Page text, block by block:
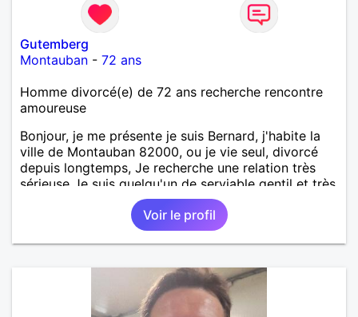
Gutemberg
Montauban - 72 ans
Homme divorcé(e) de 72 ans recherche rencontre
amoureuse
Bonjour, je me présente je suis Bernard, j'habite la
ville de Montauban 82000, ou je vie seul, divorcé
depuis longtemps, Je recherche une relation très
sérieuse Je suis quelqu'un de serviable gentil et très
attentionné et très calme, J'aime les livres, le
jardinage, les promenades en campagne, et les
sorties au restaurant, Je mène une vie très simple je
rénove personnellement une petite villa que je viens
Voir le profil